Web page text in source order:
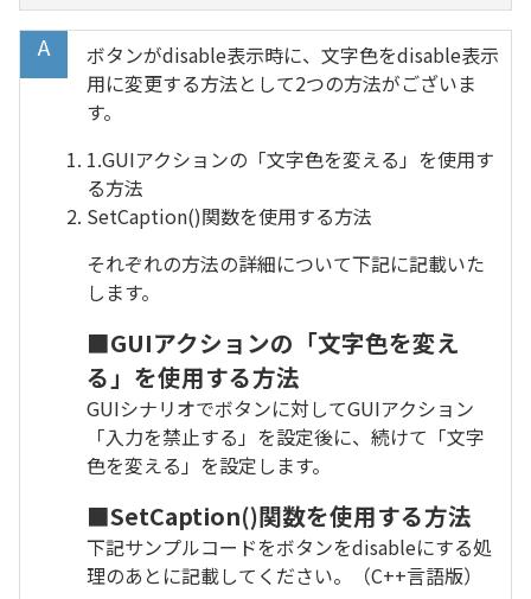
ボタンがdisable表示時に、文字色をdisable表示
用に変更する方法として2つの方法がございま
す。
1.GUIアクションの「文字色を変える」を使用す
る方法
SetCaption()関数を使用する方法
それぞれの方法の詳細について下記に記載いた
します。
■GUIアクションの「文字色を変え
る」を使用する方法
GUIシナリオでボタンに対してGUIアクション
「入力を禁止する」を設定後に、続けて「文字
色を変える」を設定します。
■SetCaption()関数を使用する方法
下記サンプルコードをボタンをdisableにする処
理のあとに記載してください。（C++言語版）